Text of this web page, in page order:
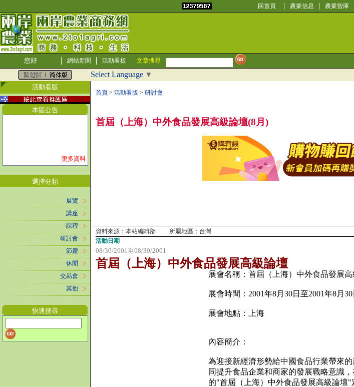
回首頁 農業信息 農業智庫
您好 網站新聞 活動看板 文章搜尋
Select Language ▼
活動看版
本區公告
更多資料
選擇分類
展覽
講座
課程
研討會
節慶
休閒
交易會
其他
快速搜尋
首頁 > 活動看版 > 研討會
首屆（上海）中外食品發展高級論壇(8月)
資料來源：本站編輯部 所屬地區：台灣
活動日期
08/30/2001 至08/30/2001
首屆（上海）中外食品發展高級論壇
展會名稱：首屆（上海）中外食品發展
展會時間：2001年8月30日至2001年8月30
展會地點：上海
內容簡介：
為迎接新經濟形勢給中國食品行業帶來
同提升食品企業和商家的發展戰略意識
的"首屆（上海）中外食品發展高級論壇"